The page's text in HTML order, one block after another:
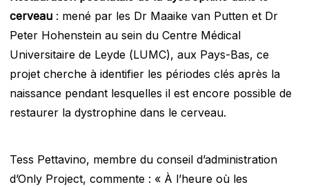
cerveau : mené par les Dr Maaike van Putten et Dr
Peter Hohenstein au sein du Centre Médical
Universitaire de Leyde (LUMC), aux Pays-Bas, ce
projet cherche à identifier les périodes clés après la
naissance pendant lesquelles il est encore possible de
restaurer la dystrophine dans le cerveau.
Tess Pettavino, membre du conseil d’administration
d’Only Project, commente : « À l’heure où les